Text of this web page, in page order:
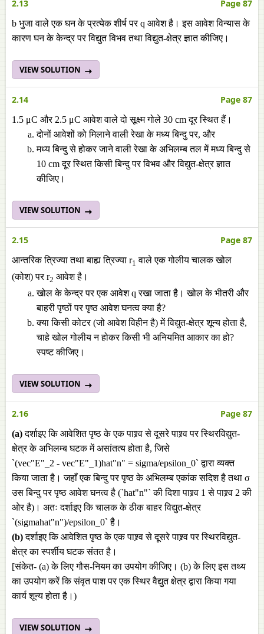
2.13 Page 87
b भुजा वाले एक घन के प्रत्येक शीर्ष पर q आवेश है। इस आवेश विन्यास के
कारण घन के केन्द्र पर विद्युत विभव तथा विद्युत-क्षेत्र ज्ञात कीजिए।
VIEW SOLUTION
2.14 Page 87
1.5 μC और 2.5 μC आवेश वाले दो सूक्ष्म गोले 30 cm दूर स्थित हैं।
दोनों आवेशों को मिलाने वाली रेखा के मध्य बिन्दु पर, और
मध्य बिन्दु से होकर जाने वाली रेखा के अभिलम्ब तल में मध्य बिन्दु से
10 cm दूर स्थित किसी बिन्दु पर विभव और विद्युत-क्षेत्र ज्ञात
कीजिए।
VIEW SOLUTION
2.15 Page 87
आन्तरिक त्रिज्या तथा बाह्य त्रिज्या r1 वाले एक गोलीय चालक खोल
(कोश) पर r2 आवेश है।
खोल के केन्द्र पर एक आवेश q रखा जाता है। खोल के भीतरी और
बाहरी पृष्ठों पर पृष्ठ आवेश घनत्व क्या है?
क्या किसी कोटर (जो आवेश विहीन है) में विद्युत-क्षेत्र शून्य होता है,
चाहे खोल गोलीय न होकर किसी भी अनियमित आकार का हो?
स्पष्ट कीजिए।
VIEW SOLUTION
2.16 Page 87
(a)दर्शाइए कि आवेशित पृष्ठ के एक पाश्र्व से दूसरे पाश्र्व पर स्थिरविद्युत-
क्षेत्र के अभिलम्ब घटक में असांतत्य होता है, जिसे
`(vec"E"_2 - vec"E"_1)hat"n" = sigma/epsilon_0` द्वारा व्यक्त
किया जाता है। जहाँ एक बिन्दु पर पृष्ठ के अभिलम्ब एकांक सदिश है तथा σ
उस बिन्दु पर पृष्ठ आवेश घनत्व है (`hat"n"` की दिशा पाश्र्व 1 से पाश्र्व 2 की
ओर है)। अतः दर्शाइए कि चालक के ठीक बाहर विद्युत-क्षेत्र
`(sigmahat"n")/epsilon_0` है।
(b)दर्शाइए कि आवेशित पृष्ठ के एक पाश्र्व से दूसरे पाश्र्व पर स्थिरविद्युत-
क्षेत्र का स्पर्शीय घटक संतत है।
[संकेत- (a) के लिए गौस-नियम का उपयोग कीजिए। (b) के लिए इस तथ्य
का उपयोग करें कि संवृत पाश पर एक स्थिर वैद्युत क्षेत्र द्वारा किया गया
कार्य शून्य होता है।)
VIEW SOLUTION